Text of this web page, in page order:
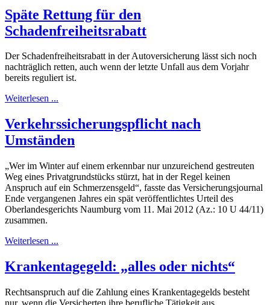
Späte Rettung für den
Schadenfreiheitsrabatt
Der Schadenfreiheitsrabatt in der Autoversicherung lässt sich noch
nachträglich retten, auch wenn der letzte Unfall aus dem Vorjahr
bereits reguliert ist.
Weiterlesen ...
Verkehrssicherungspflicht nach
Umständen
„Wer im Winter auf einem erkennbar nur unzureichend gestreuten
Weg eines Privatgrundstücks stürzt, hat in der Regel keinen
Anspruch auf ein Schmerzensgeld“, fasste das Versicherungsjournal
Ende vergangenen Jahres ein spät veröffentlichtes Urteil des
Oberlandesgerichts Naumburg vom 11. Mai 2012 (Az.: 10 U 44/11)
zusammen.
Weiterlesen ...
Krankentagegeld: „alles oder nichts“
Rechtsanspruch auf die Zahlung eines Krankentagegelds besteht
nur, wenn die Versicherten ihre berufliche Tätigkeit aus